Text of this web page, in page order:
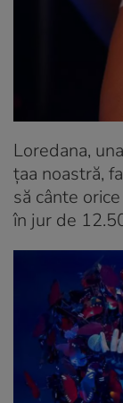
Loredana,
țaa noastră,
să cânte
în jur de